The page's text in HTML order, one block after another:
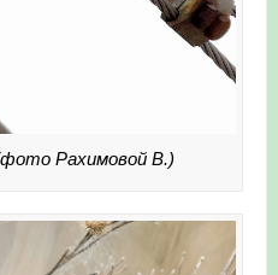
Рахимовой В.)